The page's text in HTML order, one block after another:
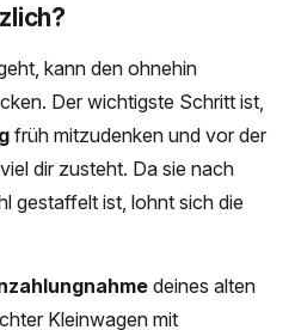
kann den ohnehin
Der wichtigste Schritt ist,
früh mitzudenken und vor der
dir zusteht. Da sie nach
gestaffelt ist, lohnt sich die
deines alten
Kleinwagen mit